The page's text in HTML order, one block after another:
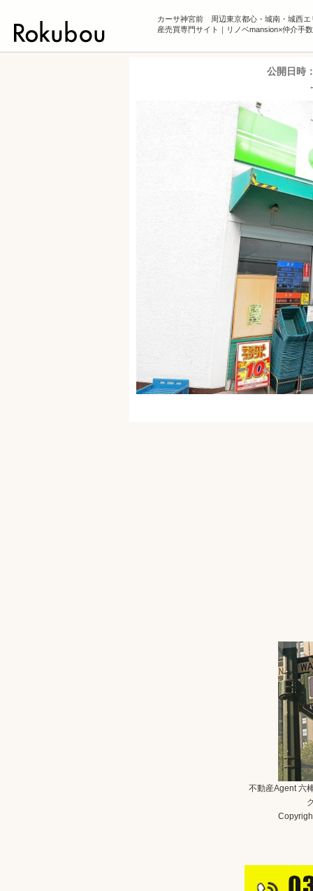
カーサ神宮前 周辺東京都心・城南・城西エ
産売買専門サイト｜リノベmansion×仲介手
公開日時
不動産Agent 六